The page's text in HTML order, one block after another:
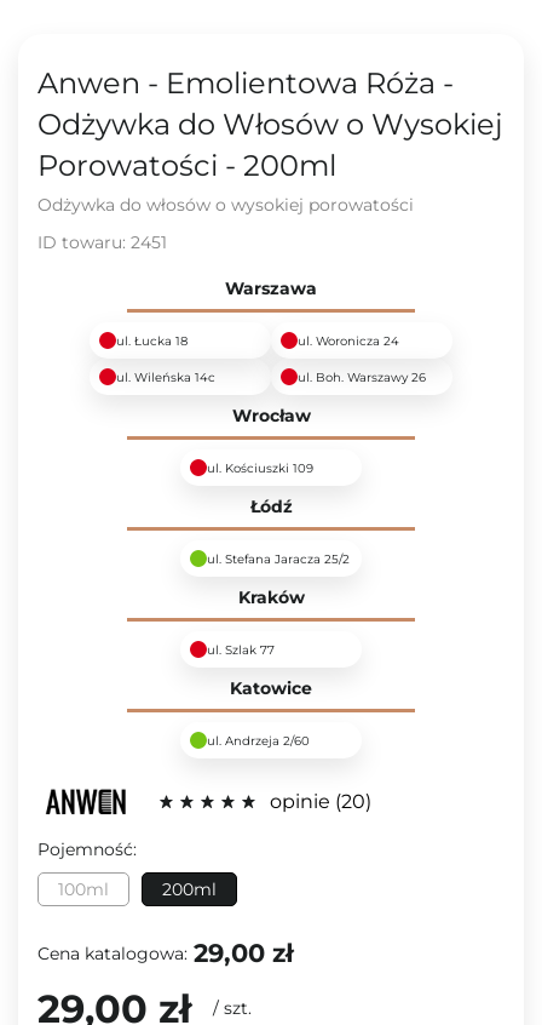
Anwen - Emolientowa Róża -
Odżywka do Włosów o Wysokiej
Porowatości - 200ml
Odżywka do włosów o wysokiej porowatości
ID towaru: 2451
Warszawa
ul. Łucka 18 ul. Woronicza 24
ul. Wileńska 14c ul. Boh. Warszawy 26
Wrocław
ul. Kościuszki 109
Łódź
ul. Stefana Jaracza 25/2
Kraków
ul. Szlak 77
Katowice
ul. Andrzeja 2/60
opinie 20
Pojemność:
100ml
200ml
Cena katalogowa: 29,00 zł
29,00 zł / szt.